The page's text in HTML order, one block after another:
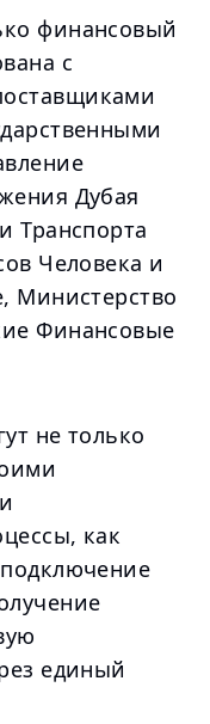
финансовый
с
Дубая
Транспорта
Человека и
Министерство
Финансовые
не только
как
единый